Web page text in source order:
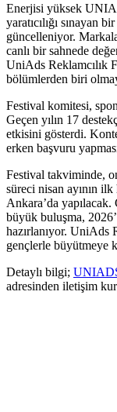
Enerjisi yüksek
yaratıcılığı sınayan
güncelleniyor.
canlı bir sahnede
UniAds Reklamcılık
bölümlerden biri
Festival komitesi,
Geçen yılın 17
etkisini gösterdi.
erken başvuru
Festival takviminde,
süreci nisan ayının
Ankara’da yapılacak.
büyük buluşma,
hazırlanıyor. UniAds
gençlerle büyütmeye
Detaylı bilgi;
adresinden iletişim